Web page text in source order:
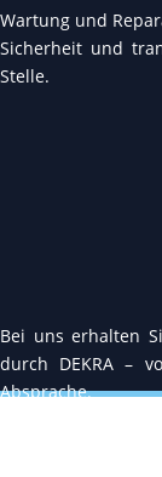
Wartung und
Sicherheit und
Stelle.
Bei uns erhalten
durch DEKRA –
Absprache.